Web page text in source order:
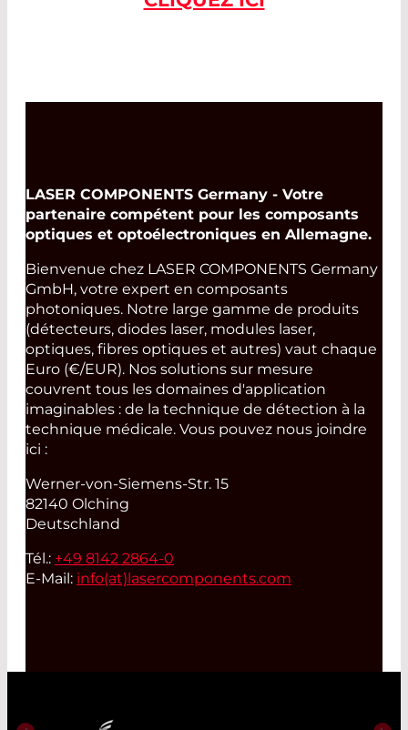
LASER COMPONENTS Germany - Votre
partenaire compétent pour les composants
optiques et optoélectroniques en Allemagne.
Bienvenue chez LASER COMPONENTS Germany
GmbH, votre expert en composants
photoniques. Notre large gamme de produits
(détecteurs, diodes laser, modules laser,
optiques, fibres optiques et autres) vaut chaque
Euro (€/EUR). Nos solutions sur mesure
couvrent tous les domaines d'application
imaginables : de la technique de détection à la
technique médicale. Vous pouvez nous joindre
ici :
Werner-von-Siemens-Str. 15
82140 Olching
Deutschland
Tél.: +49 8142 2864-0
E-Mail: info(at)lasercomponents.com